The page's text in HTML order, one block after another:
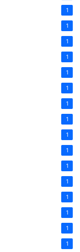
1
1
1
1
1
1
1
1
1
1
1
1
1
1
1
1